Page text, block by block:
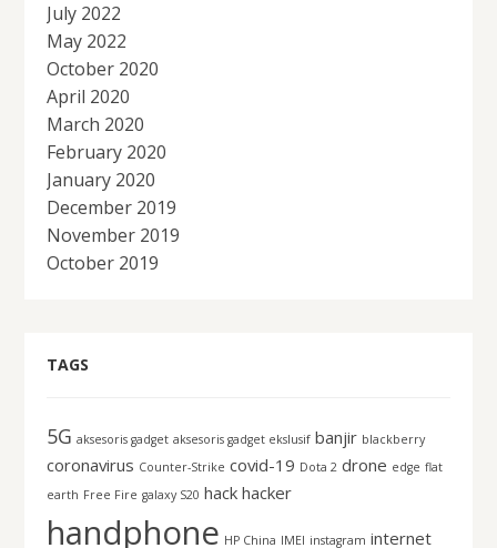
July 2022
May 2022
October 2020
April 2020
March 2020
February 2020
January 2020
December 2019
November 2019
October 2019
TAGS
5G aksesoris gadget aksesoris gadget ekslusif banjir blackberry
coronavirus Counter-Strike covid-19 Dota 2 drone edge flat
earth Free Fire galaxy S20 hack hacker
handphone HP China IMEI instagram internet